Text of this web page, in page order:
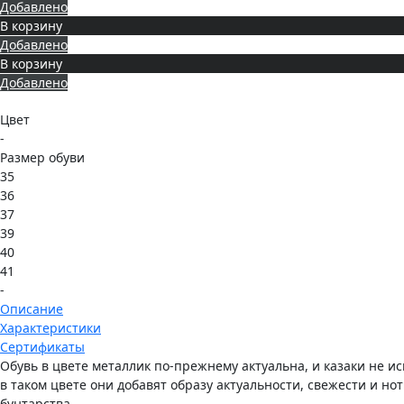
Добавлено
В корзину
Добавлено
В корзину
Добавлено
Цвет
-
Размер обуви
35
36
37
39
40
41
-
Описание
Характеристики
Сертификаты
Обувь в цвете металлик по-прежнему актуальна, и казаки не
в таком цвете они добавят образу актуальности, свежести и